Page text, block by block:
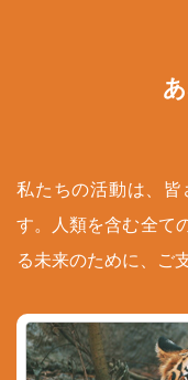
私たちの活動は、皆
す。人類を含む全て
る未来のために、ご